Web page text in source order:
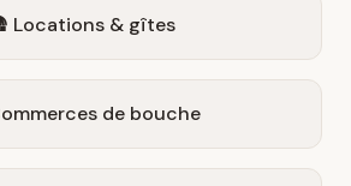
Locations & gîtes
de bouche